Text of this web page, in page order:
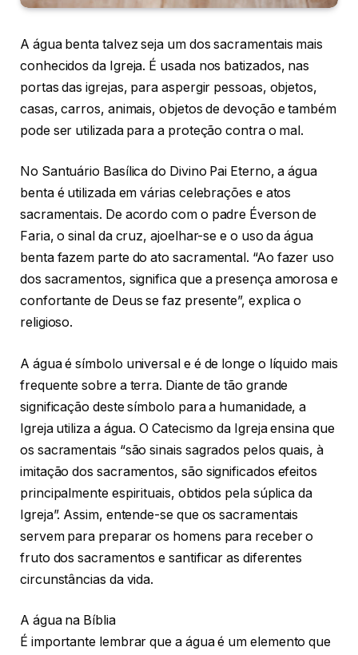
A água benta talvez seja um dos sacramentais mais
conhecidos da Igreja. É usada nos batizados, nas
portas das igrejas, para aspergir pessoas, objetos,
casas, carros, animais, objetos de devoção e também
pode ser utilizada para a proteção contra o mal.
No Santuário Basílica do Divino Pai Eterno, a água
benta é utilizada em várias celebrações e atos
sacramentais. De acordo com o padre Éverson de
Faria, o sinal da cruz, ajoelhar-se e o uso da água
benta fazem parte do ato sacramental. “Ao fazer uso
dos sacramentos, significa que a presença amorosa e
confortante de Deus se faz presente”, explica o
religioso.
A água é símbolo universal e é de longe o líquido mais
frequente sobre a terra. Diante de tão grande
significação deste símbolo para a humanidade, a
Igreja utiliza a água. O Catecismo da Igreja ensina que
os sacramentais “são sinais sagrados pelos quais, à
imitação dos sacramentos, são significados efeitos
principalmente espirituais, obtidos pela súplica da
Igreja”. Assim, entende-se que os sacramentais
servem para preparar os homens para receber o
fruto dos sacramentos e santificar as diferentes
circunstâncias da vida.
A água na Bíblia
É importante lembrar que a água é um elemento que